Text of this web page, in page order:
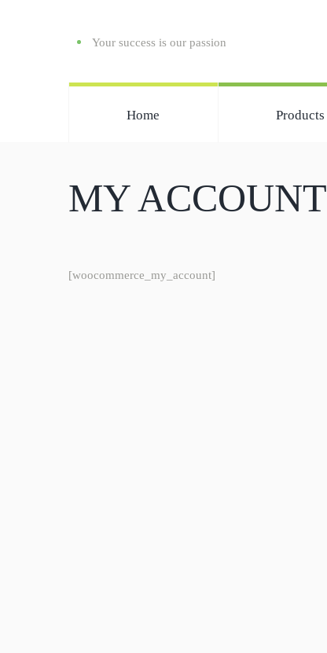
Your success is our passion
Home Products
MY ACCOUNT
[woocommerce_my_account]